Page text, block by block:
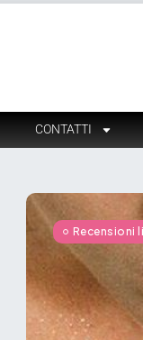
CONTATTI
Recensioni